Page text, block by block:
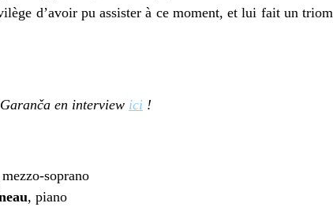
d’avoir pu assister à ce moment, et lui fait un
en interview ici !
soprano
, piano